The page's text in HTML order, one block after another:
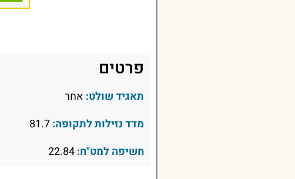
פרטים
תאגיד שולט: אחר
מדד נזילות לתקופה:
חשיפה למט"ח: